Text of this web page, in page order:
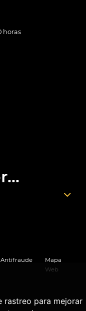
rastreo para mejorar
horas
Antifraude
Mapa
Web